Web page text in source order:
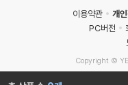
이용약관
개
PC버전
Copyright ©
MATOM7